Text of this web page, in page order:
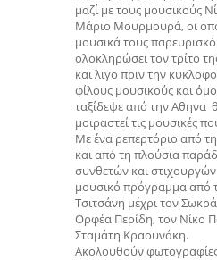
μαζί με τους μουσικούς
Μάριο Μουρμουρά, οι
μουσικά τους
ολοκληρώσει τον τρίτο
και λιγο πριν την
φίλους μουσικούς και
ταξίδεψε από την Αθηνα
μοιραστεί τις μουσικές
Με ένα ρεπερτόριο από
και από τη πλούσια
συνθετών και στιχουργών
μουσικό πρόγραμμα από
Τσιτσάνη μέχρι τον
Ορφέα Περίδη, τον Νίκο
Σταμάτη Κραουνάκη.
Ακολουθούν